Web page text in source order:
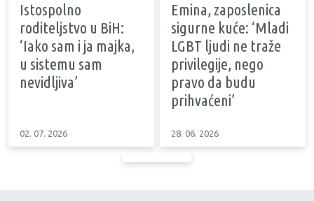
Istospolno
roditeljstvo u BiH:
‘Iako sam i ja majka,
u sistemu sam
nevidljiva’
02. 07. 2026
Emina, zaposlenica
sigurne kuće: ‘Mladi
LGBT ljudi ne traže
privilegije, nego
pravo da budu
prihvaćeni’
28. 06. 2026